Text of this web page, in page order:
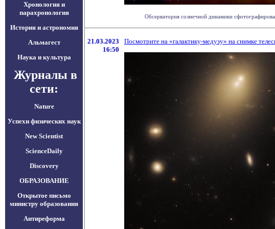
Хронология и
парахронология
История и астрономия
Альмагест
Наука и культура
Журналы в
сети:
Nature
Успехи физических наук
New Scientist
ScienceDaily
Discovery
ОБРАЗОВАНИЕ
Открытое письмо
министру образования
Антиреформа
Обсерватория солнечной динамики
21.03.2023
16:50
Посмотрите на «галактику-медузу» на снимке